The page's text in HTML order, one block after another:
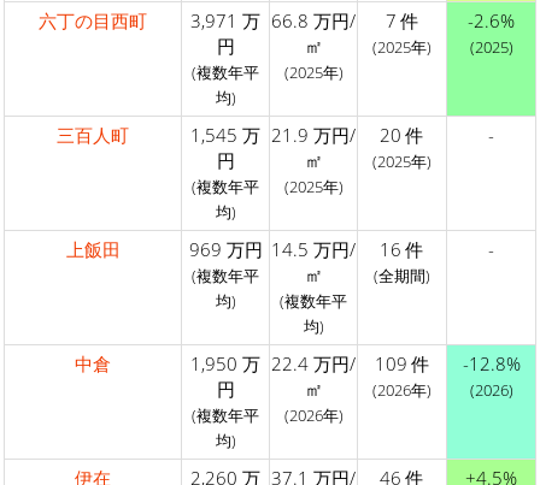
六丁の目西町
3,971 万
円
(複数年平
均)
66.8 万円/
㎡
(2025年)
7 件
(2025年)
-2.6%
(2025)
三百人町
1,545 万
円
(複数年平
均)
21.9 万円/
㎡
(2025年)
20 件
(2025年)
-
上飯田 969 万円
(複数年平
均)
14.5 万円/
㎡
(複数年平
均)
16 件
(全期間)
-
中倉
1,950 万
円
(複数年平
均)
22.4 万円/
㎡
(2026年)
109 件
(2026年)
-12.8%
(2026)
伊在
2,260 万 37.1 万円/
46 件 +4.5%